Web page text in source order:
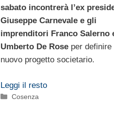
sabato incontrerà l’ex
Giuseppe Carnevale e gli
imprenditori Franco Salerno
Umberto De Roseper definire
nuovo progetto societario.
Leggi il resto
Categorie
Cosenza